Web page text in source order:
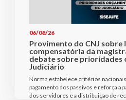
06/08/26
Provimento do CNJ sobre
compensatória da
debate sobre prioridades
Judiciário
Norma estabelece critérios
pagamento dos passivos e reforça a
dos servidores e a distribuição de